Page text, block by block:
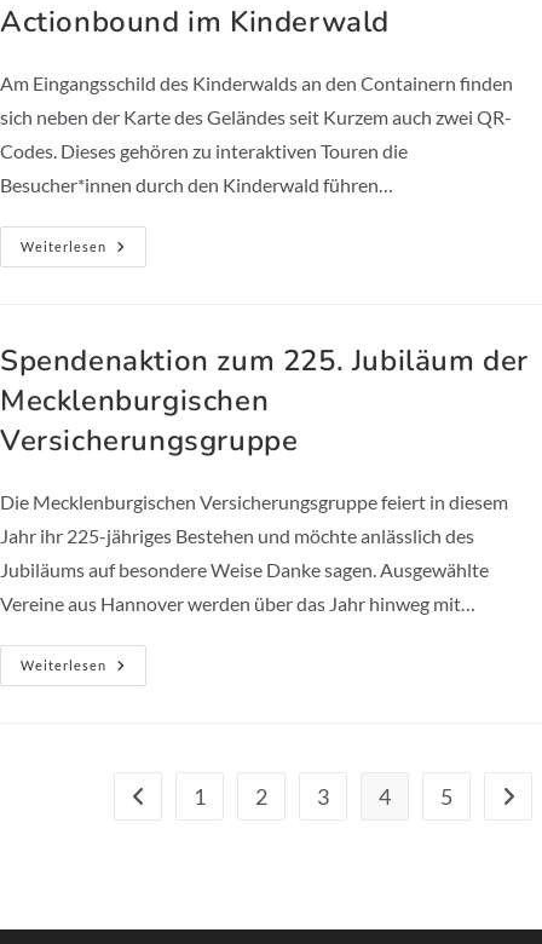
Kinderwald
Actionbound im Kinderwald
Am Eingangsschild des Kinderwalds an den Containern finden
sich neben der Karte des Geländes seit Kurzem auch zwei QR-
Codes. Dieses gehören zu interaktiven Touren die
Besucher*innen durch den Kinderwald führen…
Weiterlesen
Actionbound
Im
Spendenaktion zum 225. Jubiläum der
Mecklenburgischen
Versicherungsgruppe
Die Mecklenburgischen Versicherungsgruppe feiert in diesem
Jahr ihr 225-jähriges Bestehen und möchte anlässlich des
Jubiläums auf besondere Weise Danke sagen. Ausgewählte
Vereine aus Hannover werden über das Jahr hinweg mit…
Weiterlesen
Spendenaktion
Zum
Zur vorherigen Seite
1 2 3 4 5 Zur